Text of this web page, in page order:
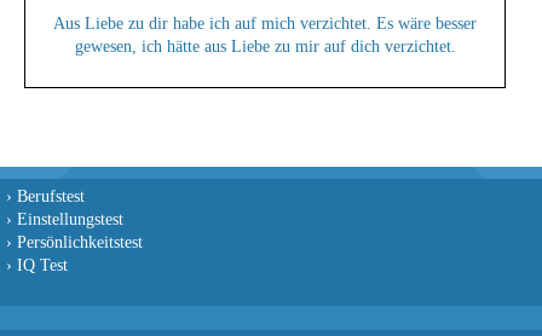
Aus Liebe zu dir habe ich auf mich verzichtet. Es wäre besser
gewesen, ich hätte aus Liebe zu mir auf dich verzichtet.
› Berufstest
› Einstellungstest
› Persönlichkeitstest
› IQ Test